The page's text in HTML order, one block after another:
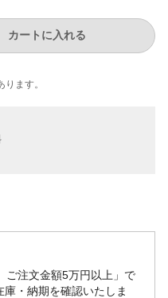
カートに入れる
ます。
ご注文金額5万円以上」で
・納期を確認いたしま